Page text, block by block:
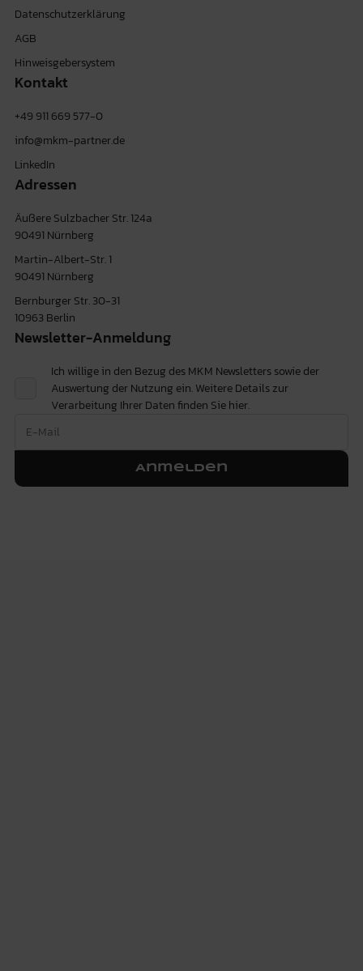
Datenschutzerklärung
AGB
Hinweisgebersystem
Kontakt
+49 911 669 577-0
info@mkm-partner.de
LinkedIn
Adressen
Äußere Sulzbacher Str. 124a
90491 Nürnberg
Martin-Albert-Str. 1
90491 Nürnberg
Bernburger Str. 30-31
10963 Berlin
Newsletter-Anmeldung
Ich willige in den Bezug des MKM Newsletters sowie der
Auswertung der Nutzung ein. Weitere Details zur
Verarbeitung Ihrer Daten finden Siehier.
Anmelden